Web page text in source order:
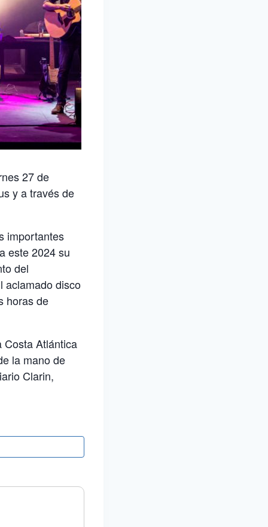
27 de
y a través de
importantes
este 2024 su
del
aclamado disco
horas de
Costa Atlántica
la mano de
Clarin,